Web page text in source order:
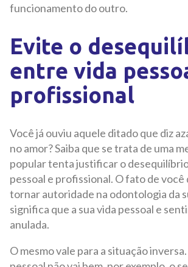
funcionamento do outro.
Evite o
entre vida
profissional
Você já ouviu aquele ditado que diz
no amor? Saiba que se trata de uma
popular tenta justificar o
pessoal e profissional. O fato de você
tornar autoridade na odontologia da
significa que a sua vida pessoal e
anulada.
O mesmo vale para a situação